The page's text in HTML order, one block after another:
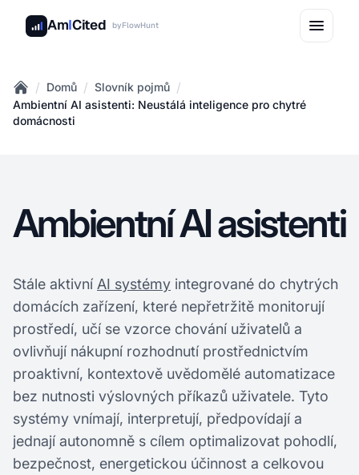
AmICited byFlowHunt
Home
/ Domů / Slovník pojmů /
Ambientní AI asistenti: Neustálá inteligence pro chytré
domácnosti
Ambientní AI asistenti
Stále aktivní AI systémy integrované do chytrých
domácích zařízení, které nepřetržitě monitorují
prostředí, učí se vzorce chování uživatelů a
ovlivňují nákupní rozhodnutí prostřednictvím
proaktivní, kontextově uvědomělé automatizace
bez nutnosti výslovných příkazů uživatele. Tyto
systémy vnímají, interpretují, předpovídají a
jednají autonomně s cílem optimalizovat pohodlí,
bezpečnost, energetickou účinnost a celkovou